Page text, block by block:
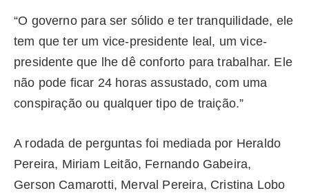
“O governo para ser sólido e ter tranquilidade, ele
tem que ter um vice-presidente leal, um vice-
presidente que lhe dê conforto para trabalhar. Ele
não pode ficar 24 horas assustado, com uma
conspiração ou qualquer tipo de traição.”
A rodada de perguntas foi mediada por Heraldo
Pereira, Miriam Leitão, Fernando Gabeira,
Gerson Camarotti, Merval Pereira, Cristina Lobo